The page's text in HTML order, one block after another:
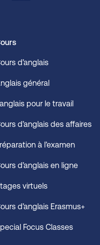
d’anglais
général
pour le travail
d’anglais des affaires
à l’examen
d’anglais en ligne
virtuels
d’anglais Erasmus+
Focus Classes